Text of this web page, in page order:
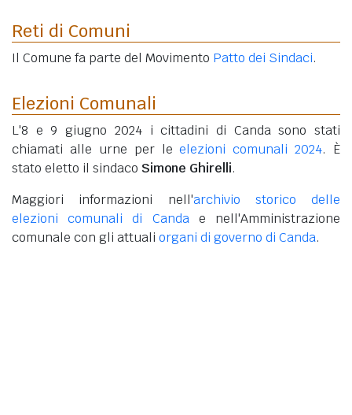
Reti di Comuni
Il Comune fa parte del Movimento Patto dei Sindaci.
Elezioni Comunali
L'8 e 9 giugno 2024 i cittadini di Canda sono stati
chiamati alle urne per leelezioni comunali 2024. È
stato eletto il sindaco Simone Ghirelli.
Maggiori informazioni nell'archivio storico delle
elezioni comunali di Candae nell'Amministrazione
comunale con gli attuali organi di governo di Canda.